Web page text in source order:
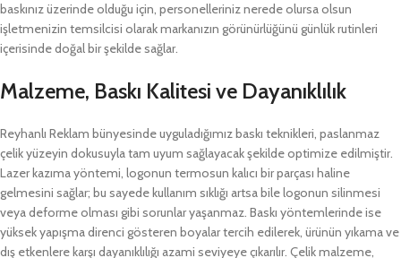
baskınız üzerinde olduğu için, personelleriniz nerede olursa olsun
işletmenizin temsilcisi olarak markanızın görünürlüğünü günlük rutinleri
içerisinde doğal bir şekilde sağlar.
Malzeme, Baskı Kalitesi ve Dayanıklılık
Reyhanlı Reklam bünyesinde uyguladığımız baskı teknikleri, paslanmaz
çelik yüzeyin dokusuyla tam uyum sağlayacak şekilde optimize edilmiştir.
Lazer kazıma yöntemi, logonun termosun kalıcı bir parçası haline
gelmesini sağlar; bu sayede kullanım sıklığı artsa bile logonun silinmesi
veya deforme olması gibi sorunlar yaşanmaz. Baskı yöntemlerinde ise
yüksek yapışma direnci gösteren boyalar tercih edilerek, ürünün yıkama ve
dış etkenlere karşı dayanıklılığı azami seviyeye çıkarılır. Çelik malzeme,